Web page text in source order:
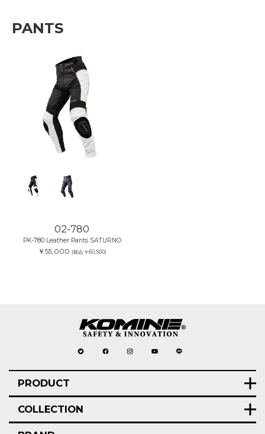
PANTS
02-780
PK-780 Leather Pants SATURNO
￥55,000 (税込:￥60,500)
PRODUCT
COLLECTION